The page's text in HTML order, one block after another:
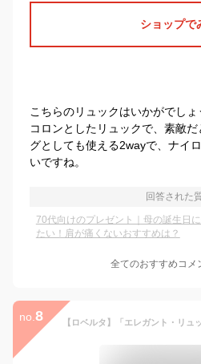
ショップで
こちらのリュックはいかがでし
コロンとしたリュックで、素敵
グとしても使える2wayで、ナイ
いですね。
回答された
70代向けのプレゼント｜母の誕生日
たい！肩が痛くないおすすめは？
全てのおすすめコメ
no. 8